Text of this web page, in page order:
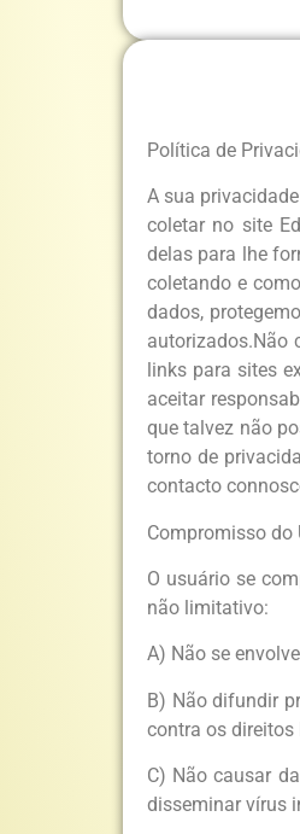
Política de
A sua
coletar no site
delas para lhe
coletando e
dados,
autorizados.Não
links para sites
aceitar
que talvez não
torno de
contacto
Compromisso do
O usuário se
não limitativo:
A) Não se
B) Não difundir
contra os direitos
C) Não causar
disseminar vírus